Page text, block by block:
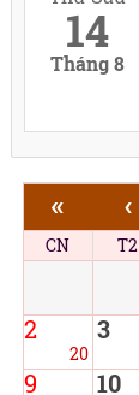
14
Tháng 8
« ‹
CN T2
2
20
3
9 10